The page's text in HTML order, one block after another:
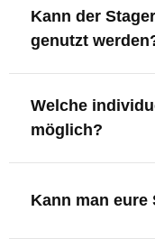
innerhalb
Kann der
genutzt
oder Zubehör
Welche
möglich?
XLR-Brücke /
Setlist-Clip
Kann man eure